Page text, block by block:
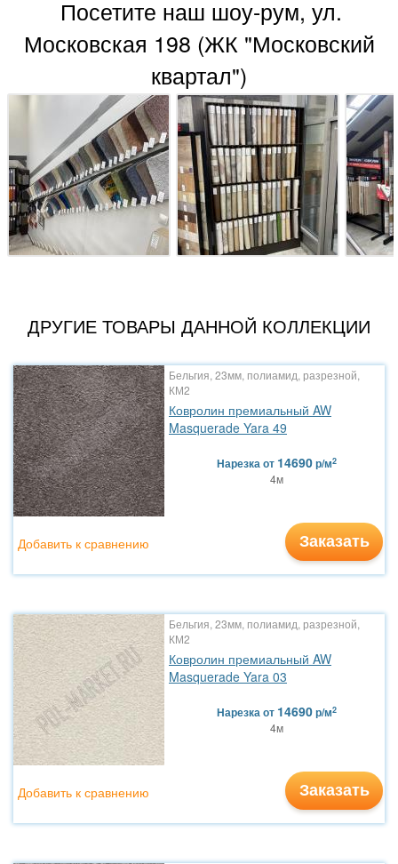
Посетите наш шоу-рум, ул.
Московская 198 (ЖК "Московский
квартал")
ДРУГИЕ ТОВАРЫ ДАННОЙ КОЛЛЕКЦИИ
Бельгия, 23мм, полиамид, разрезной,
КМ2
Ковролин премиальный AW
Masquerade Yara 49
Нарезкаот 14690р/м2
4м
Заказать
Добавить к сравнению
Бельгия, 23мм, полиамид, разрезной,
КМ2
Ковролин премиальный AW
Masquerade Yara 03
Нарезкаот 14690р/м2
4м
Заказать
Добавить к сравнению